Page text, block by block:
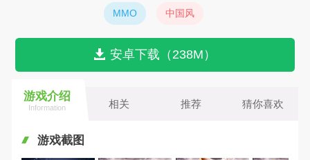
MMO 中国风
安卓下载（238M）
游戏介绍
Information 相关 推荐 猜你喜欢
游戏截图